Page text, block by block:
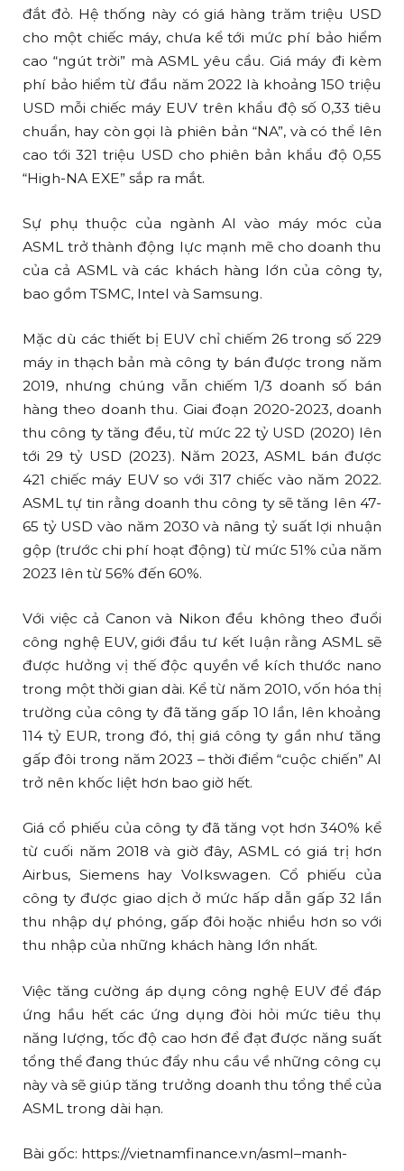
đắt đỏ. Hệ thống này có giá hàng trăm triệu USD
cho một chiếc máy, chưa kể tới mức phí bảo hiểm
cao “ngút trời” mà ASML yêu cầu. Giá máy đi kèm
phí bảo hiểm từ đầu năm 2022 là khoảng 150 triệu
USD mỗi chiếc máy EUV trên khẩu độ số 0,33 tiêu
chuẩn, hay còn gọi là phiên bản “NA”, và có thể lên
cao tới 321 triệu USD cho phiên bản khẩu độ 0,55
“High-NA EXE” sắp ra mắt.
Sự phụ thuộc của ngành AI vào máy móc của
ASML trở thành động lực mạnh mẽ cho doanh thu
của cả ASML và các khách hàng lớn của công ty,
bao gồm TSMC, Intel và Samsung.
Mặc dù các thiết bị EUV chỉ chiếm 26 trong số 229
máy in thạch bản mà công ty bán được trong năm
2019, nhưng chúng vẫn chiếm 1/3 doanh số bán
hàng theo doanh thu. Giai đoạn 2020-2023, doanh
thu công ty tăng đều, từ mức 22 tỷ USD (2020) lên
tới 29 tỷ USD (2023). Năm 2023, ASML bán được
421 chiếc máy EUV so với 317 chiếc vào năm 2022.
ASML tự tin rằng doanh thu công ty sẽ tăng lên 47-
65 tỷ USD vào năm 2030 và nâng tỷ suất lợi nhuận
gộp (trước chi phí hoạt động) từ mức 51% của năm
2023 lên từ 56% đến 60%.
Với việc cả Canon và Nikon đều không theo đuổi
công nghệ EUV, giới đầu tư kết luận rằng ASML sẽ
được hưởng vị thế độc quyền về kích thước nano
trong một thời gian dài. Kể từ năm 2010, vốn hóa thị
trường của công ty đã tăng gấp 10 lần, lên khoảng
114 tỷ EUR, trong đó, thị giá công ty gần như tăng
gấp đôi trong năm 2023 – thời điểm “cuộc chiến” AI
trở nên khốc liệt hơn bao giờ hết.
Giá cổ phiếu của công ty đã tăng vọt hơn 340% kể
từ cuối năm 2018 và giờ đây, ASML có giá trị hơn
Airbus, Siemens hay Volkswagen. Cổ phiếu của
công ty được giao dịch ở mức hấp dẫn gấp 32 lần
thu nhập dự phóng, gấp đôi hoặc nhiều hơn so với
thu nhập của những khách hàng lớn nhất.
Việc tăng cường áp dụng công nghệ EUV để đáp
ứng hầu hết các ứng dụng đòi hỏi mức tiêu thụ
năng lượng, tốc độ cao hơn để đạt được năng suất
tổng thể đang thúc đẩy nhu cầu về những công cụ
này và sẽ giúp tăng trưởng doanh thu tổng thể của
ASML trong dài hạn.
Bài gốc: https://vietnamfinance.vn/asml–manh-